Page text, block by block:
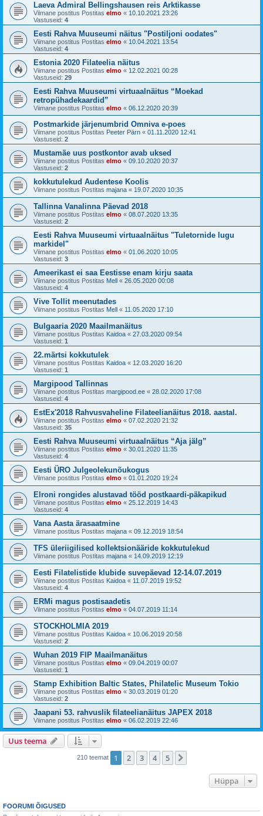
Laeva Admiral Bellingshausen reis Arktikasse
Viimane postitus Postitas elmo « 10.10.2021 23:26
Vastuseid: 4
Eesti Rahva Muuseumi näitus "Postiljoni oodates"
Viimane postitus Postitas elmo « 10.04.2021 13:54
Vastuseid: 4
Estonia 2020 Filateelia näitus
Viimane postitus Postitas elmo « 12.02.2021 00:28
Vastuseid: 29
Eesti Rahva Muuseumi virtuaalnäitus “Moekad
retropühadekaardid”
Viimane postitus Postitas elmo « 06.12.2020 20:39
Postmarkide järjenumbrid Omniva e-poes
Viimane postitus Postitas Peeter Pärn « 01.11.2020 12:41
Vastuseid: 2
Mustamäe uus postkontor avab uksed
Viimane postitus Postitas elmo « 09.10.2020 20:37
Vastuseid: 2
kokkutulekud Audentese Koolis
Viimane postitus Postitas majana « 19.07.2020 10:35
Tallinna Vanalinna Päevad 2018
Viimane postitus Postitas elmo « 08.07.2020 13:35
Vastuseid: 2
Eesti Rahva Muuseumi virtuaalnäitus "Tuletornide lugu
markidel"
Viimane postitus Postitas elmo « 01.06.2020 10:05
Vastuseid: 3
Ameerikast ei saa Eestisse enam kirju saata
Viimane postitus Postitas Mell « 26.05.2020 00:08
Vastuseid: 4
Vive Tollit meenutades
Viimane postitus Postitas Mell « 11.05.2020 17:10
Bulgaaria 2020 Maailmanäitus
Viimane postitus Postitas Kaidoa « 27.03.2020 09:54
Vastuseid: 1
22.märtsi kokkutulek
Viimane postitus Postitas Kaidoa « 12.03.2020 16:20
Vastuseid: 1
Margipood Tallinnas
Viimane postitus Postitas margipood.ee « 28.02.2020 17:08
Vastuseid: 4
EstEx'2018 Rahvusvaheline Filateelianäitus 2018. aastal.
Viimane postitus Postitas elmo « 07.02.2020 21:32
Vastuseid: 35
Eesti Rahva Muuseumi virtuaalnäitus “Aja jälg”
Viimane postitus Postitas elmo « 30.01.2020 11:35
Vastuseid: 4
Eesti ÜRO Julgeolekunõukogus
Viimane postitus Postitas elmo « 01.01.2020 19:24
Elroni rongides alustavad tööd postkaardi-päkapikud
Viimane postitus Postitas elmo « 25.12.2019 14:43
Vastuseid: 4
Vana Aasta ärasaatmine
Viimane postitus Postitas majana « 09.12.2019 18:54
TFS üleriigilised kollektsionääride kokkutulekud
Viimane postitus Postitas majana « 14.09.2019 12:19
Eesti Filatelistide klubide suvepäevad 12-14.07.2019
Viimane postitus Postitas Kaidoa « 11.07.2019 19:52
Vastuseid: 4
ERMi magus postisaadetis
Viimane postitus Postitas elmo « 04.07.2019 11:14
STOCKHOLMIA 2019
Viimane postitus Postitas Kaidoa « 10.06.2019 20:58
Vastuseid: 2
Wuhan 2019 FIP Maailmanäitus
Viimane postitus Postitas elmo « 09.04.2019 00:07
Vastuseid: 1
Stamp Exhibition Baltic States, Philatelic Museum Tokio
Viimane postitus Postitas elmo « 30.03.2019 01:20
Vastuseid: 2
Jaapani 53. rahvuslik filateelianäitus JAPEX 2018
Viimane postitus Postitas elmo « 06.02.2019 22:46
Uus teema
210 teemat 1 2 3 4 5
Hüppa
FOORUMI ÕIGUSED